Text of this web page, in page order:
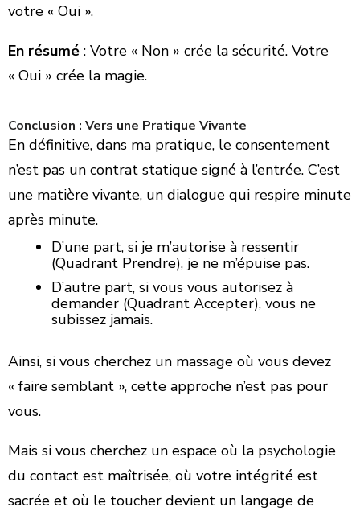
votre « Oui ».
En résumé : Votre « Non » crée la sécurité. Votre
« Oui » crée la magie.
​Conclusion : Vers une Pratique Vivante
​En définitive, dans ma pratique, le consentement
n’est pas un contrat statique signé à l’entrée. C’est
une matière vivante, un dialogue qui respire minute
après minute.
​D’une part, si je m’autorise à ressentir
(Quadrant Prendre), je ne m’épuise pas.
​D’autre part, si vous vous autorisez à
demander (Quadrant Accepter), vous ne
subissez jamais.
​Ainsi, si vous cherchez un massage où vous devez
« faire semblant », cette approche n’est pas pour
vous.
Mais si vous cherchez un espace où la psychologie
du contact est maîtrisée, où votre intégrité est
sacrée et où le toucher devient un langage de